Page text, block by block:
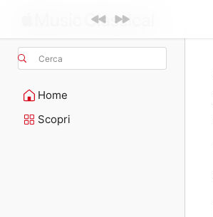
Cerca
Home
Scopri